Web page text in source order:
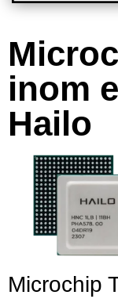
inom
Hailo
Microchip